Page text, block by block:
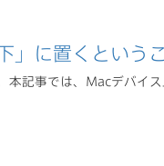
」に置くという
記事では、Macデバイ